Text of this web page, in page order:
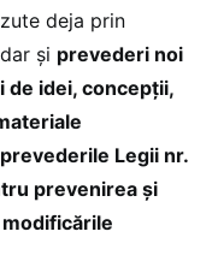
deja prin
și prevederi noi
idei, concepții,
Legii nr.
prevenirea și